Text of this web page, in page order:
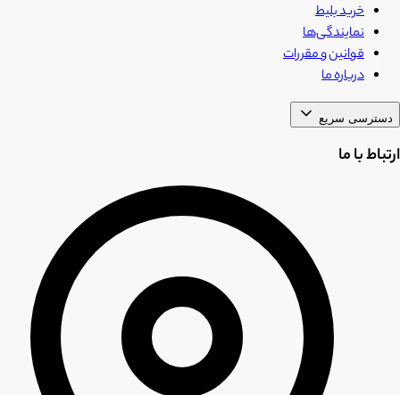
خرید بلیط
نمایندگی‌ها
قوانین و مقررات
درباره ما
دسترسی سریع
ارتباط با ما